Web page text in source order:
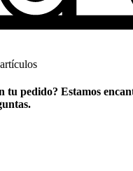
tu pedido? Estamos